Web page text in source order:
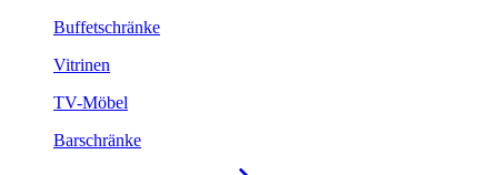
Buffetschränke
Vitrinen
TV-Möbel
Barschränke